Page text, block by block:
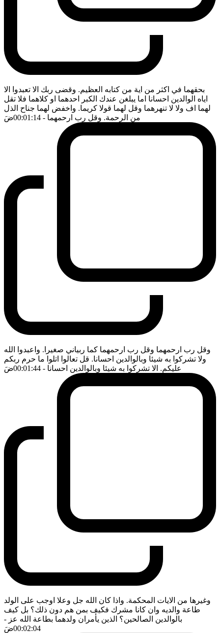
بحقهما في اكثر من اية من كتابه العظيم. وقضى ربك الا تعبدوا الا
اياه الوالدين احسانا اما يبلغن عندك الكبر احدهما او كلاهما فلا تقل
لهما اف ولا لا تنهرهما وقل لهما قولا كريما. واخفض لهما جناح الذل
من الرحمة. وقل رب ارحمهما - 00:01:14 ضَ
وقل رب ارحمهما وقل رب ارحمهما كما ربياني صغيرا. واعبدوا الله
ولا تشركوا به شيئا وبالوالدين احسانا. قل تعالوا اتلوا ما حرم ربكم
عليكم. الا تشركوا به شيئا وبالوالدين احسانا - 00:01:44 ضَ
وغيرها من الايات المحكمة. واذا كان الله جل وعلا اوجب على الولد
طاعة والديه وان كانا مشرك فكيف بمن هم دون ذلك؟ بل كيف
بالوالدين الصالحين؟ الذين يأمران ولدهما بطاعة الله عز -
00:02:04ضَ